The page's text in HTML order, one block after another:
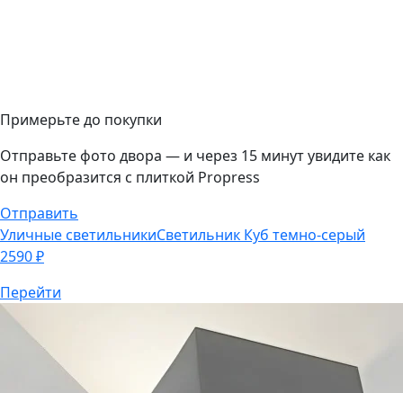
Примерьте до покупки
Отправьте фото двора — и через 15 минут увидите как
он преобразится с плиткой Propress
Отправить
Уличные светильникиСветильник Куб темно-серый
2590₽
Перейти